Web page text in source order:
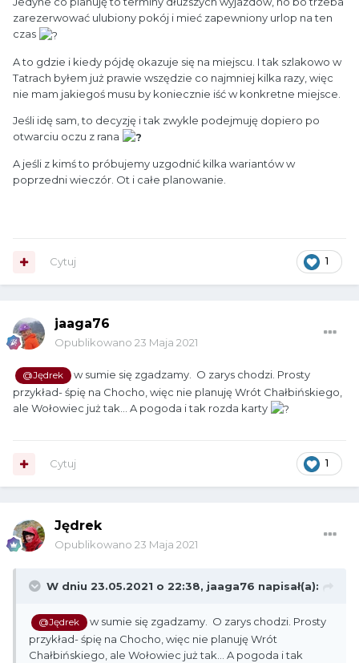
zarezerwować ulubiony pokój i mieć zapewniony urlop na ten
czas
A to gdzie i kiedy pójdę okazuje się na miejscu. I tak szlakowo w
Tatrach byłem już prawie wszędzie co najmniej kilka razy, więc
nie mam jakiegoś musu by koniecznie iść w konkretne miejsce.
Jeśli idę sam, to decyzję i tak zwykle podejmuję dopiero po
otwarciu oczu z rana
A jeśli z kimś to próbujemy uzgodnić kilka wariantów w
poprzedni wieczór. Ot i całe planowanie.
1
Cytuj
jaaga76
Opublikowano 23 Maja 2021
@Jędrek
w sumie się zgadzamy. O zarys chodzi. Prosty
przykład- śpię na Chocho, więc nie planuję Wrót Chałbińskiego,
ale Wołowiec już tak... A pogoda i tak rozda karty
1
Cytuj
Jędrek
Opublikowano 23 Maja 2021
W dniu 23.05.2021 o 22:38, jaaga76 napisał(a):
@Jędrek
w sumie się zgadzamy. O zarys chodzi. Prosty
przykład- śpię na Chocho, więc nie planuję Wrót
Chałbińskiego, ale Wołowiec już tak... A pogoda i tak